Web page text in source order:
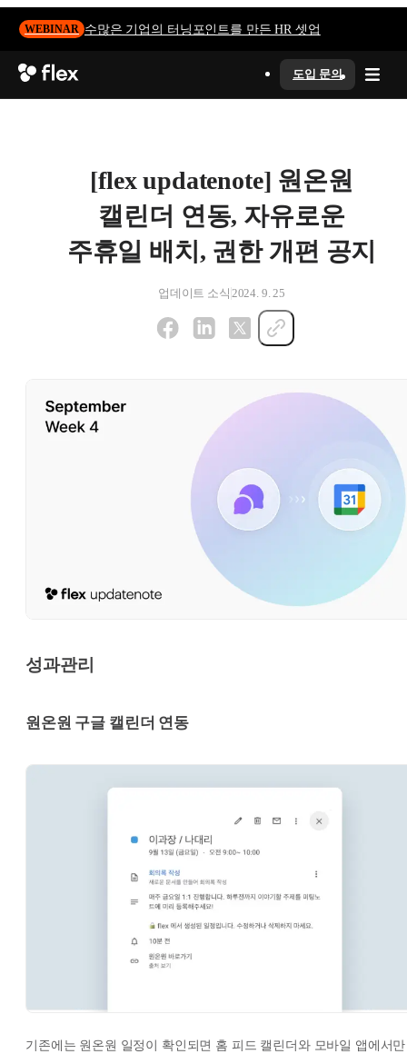
WEBINAR 수많은 기업의 터닝포인트를 만든 HR 셋업
도입 문의
[flex updatenote] 원온원
캘린더 연동, 자유로운
주휴일 배치, 권한 개편 공지
업데이트 소식 2024. 9. 25
성과관리
원온원 구글 캘린더 연동
기존에는 원온원 일정이 확인되면 홈 피드 캘린더와 모바일 앱에서만